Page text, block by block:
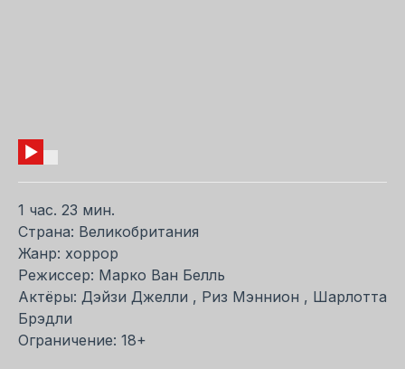
1 час. 23 мин.
Страна: Великобритания
Жанр: хоррор
Режиссер: Марко Ван Белль
Актёры: Дэйзи Джелли , Риз Мэннион , Шарлотта
Брэдли
Ограничение: 18+